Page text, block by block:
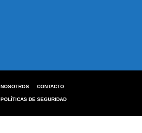
NOSOTROS CONTACTO
POLÍTICAS DE SEGURIDAD